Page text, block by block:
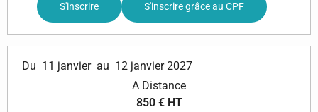
S'inscrire S'inscrire grâce au CPF
Du 11 janvier au 12 janvier 2027
A Distance
850 € HT